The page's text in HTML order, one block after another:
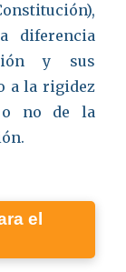
diferencia
y sus
a la rigidez
o no de la
el